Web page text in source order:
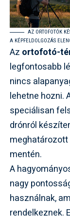
AZ ORTOFOTÓK
A KÉPFELDOLGOZÁS
Az ortofotó-
legfontosabb
nincs
lehetne hozni.
speciálisan
drónról
mentén.
A
nagy
használnak,
rendelkeznek.